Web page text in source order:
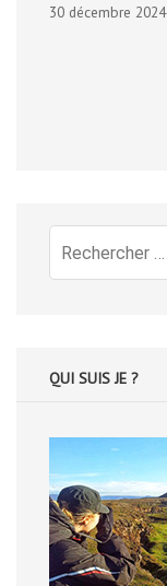
30 décembre 2024
Recherche
pour
QUI SUIS JE ?